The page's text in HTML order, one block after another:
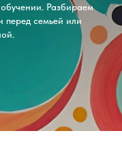
Разбираем
перед семьей или